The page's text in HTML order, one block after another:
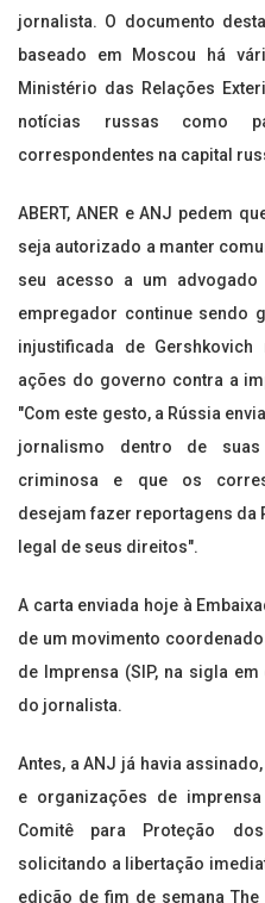
jornalista. O documento
baseado em Moscou há
Ministério das Relações
notícias russas como
correspondentes na capital
ABERT, ANER e ANJ pedem
seja autorizado a manter
seu acesso a um
empregador continue sendo
injustificada de
ações do governo contra a
"Com este gesto, a Rússia
jornalismo dentro de
criminosa e que os
desejam fazer reportagens da
legal de seus direitos".
A carta enviada hoje à
de um movimento
de Imprensa (SIP, na sigla
do jornalista.
Antes, a ANJ já havia
e organizações de
Comitê para Proteção
solicitando a libertação
edição de fim de semana